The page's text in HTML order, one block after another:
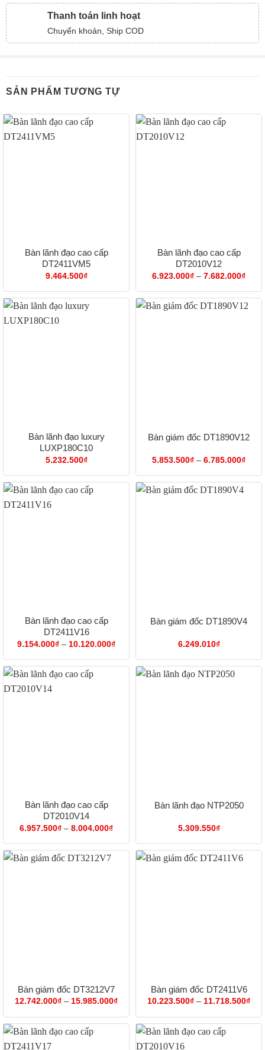
Thanh toán linh hoạt
Chuyển khoản, Ship COD
SẢN PHẨM TƯƠNG TỰ
Bàn lãnh đạo cao cấp
DT2411VM5
9.464.500₫
Bàn lãnh đạo cao cấp
DT2010V12
6.923.000₫ – 7.682.000₫
từ
đến
Bàn lãnh đạo luxury
LUXP180C10
5.232.500₫
Bàn giám đốc DT1890V12
5.853.500₫ – 6.785.000₫
từ
Bàn lãnh đạo cao cấp
DT2411V16
9.154.000₫ – 10.120.000₫Khoảng
từ
9.154.000₫
Bàn giám đốc DT1890V4
6.249.010₫
Bàn lãnh đạo cao cấp
DT2010V14
6.957.500₫ – 8.004.000₫Khoảng
từ
6.957.500₫
Bàn lãnh đạo NTP2050
5.309.550₫
Bàn giám đốc DT3212V7
12.742.000₫ – 15.985.000₫Khoảng
từ
12.742.000₫
Bàn giám đốc DT2411V6
10.223.500₫ – 11.718.500₫
từ